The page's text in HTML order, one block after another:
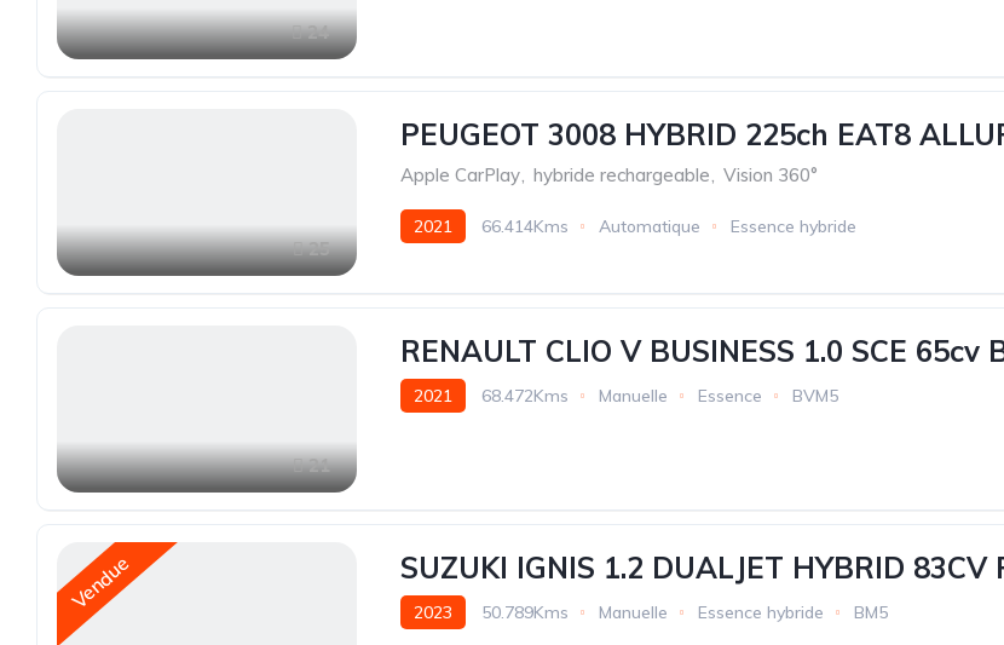
24
25
PEUGEOT 3008 HYBRID 225ch EAT8
Apple CarPlay, hybride rechargeable, Vision 360°
2021 66.414Kms Automatique Essence hybride
21
RENAULT CLIO V BUSINESS 1.0 SCE 65cv
2021 68.472Kms Manuelle Essence BVM5
Vendue SUZUKI IGNIS 1.2 DUALJET HYBRID 83CV
2023 50.789Kms Manuelle Essence hybride BM5